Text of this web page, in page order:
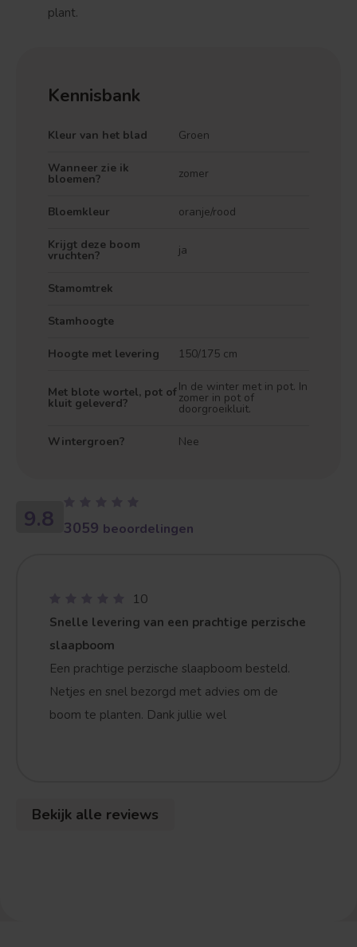
plant.
Kennisbank
Kleur van het blad Groen
Wanneer zie ik
bloemen? zomer
Bloemkleur oranje/rood
Krijgt deze boom
vruchten? ja
Stamomtrek
Stamhoogte
Hoogte met levering 150/175 cm
Met blote wortel, pot of
kluit geleverd?
In de winter met in pot. In
zomer in pot of
doorgroeikluit.
Wintergroen? Nee
9.8 3059 beoordelingen
10
Snelle levering van een prachtige perzische
slaapboom
Een prachtige perzische slaapboom besteld.
Netjes en snel bezorgd met advies om de
boom te planten. Dank jullie wel
Bekijk alle reviews